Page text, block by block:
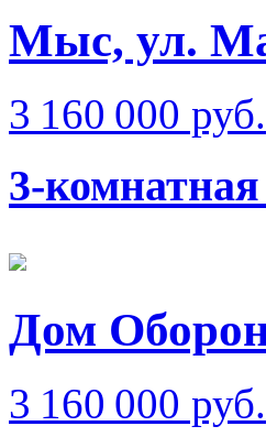
Мыс, ул.
3 160 000 руб.
3-
Дом
3 160 000 руб.